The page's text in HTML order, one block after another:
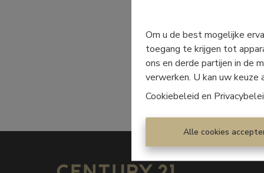
Om u de best mogelijke
toegang te krijgen tot
ons en derde partijen in de
verwerken. U kan uw
Cookiebeleid en
Alle cookies